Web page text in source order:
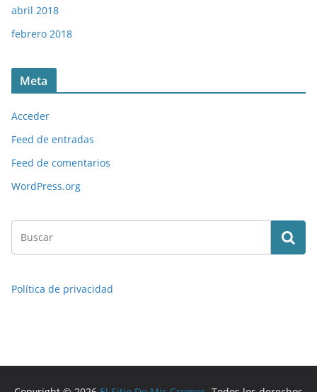
abril 2018
febrero 2018
Meta
Acceder
Feed de entradas
Feed de comentarios
WordPress.org
Política de privacidad